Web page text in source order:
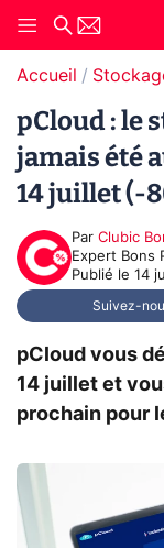
Accueil
pCloud : le
jamais été
14 juillet (-
Par Clubic
Expert Bons
Publié le 14
Suivez-
pCloud vous
14 juillet et
prochain pour